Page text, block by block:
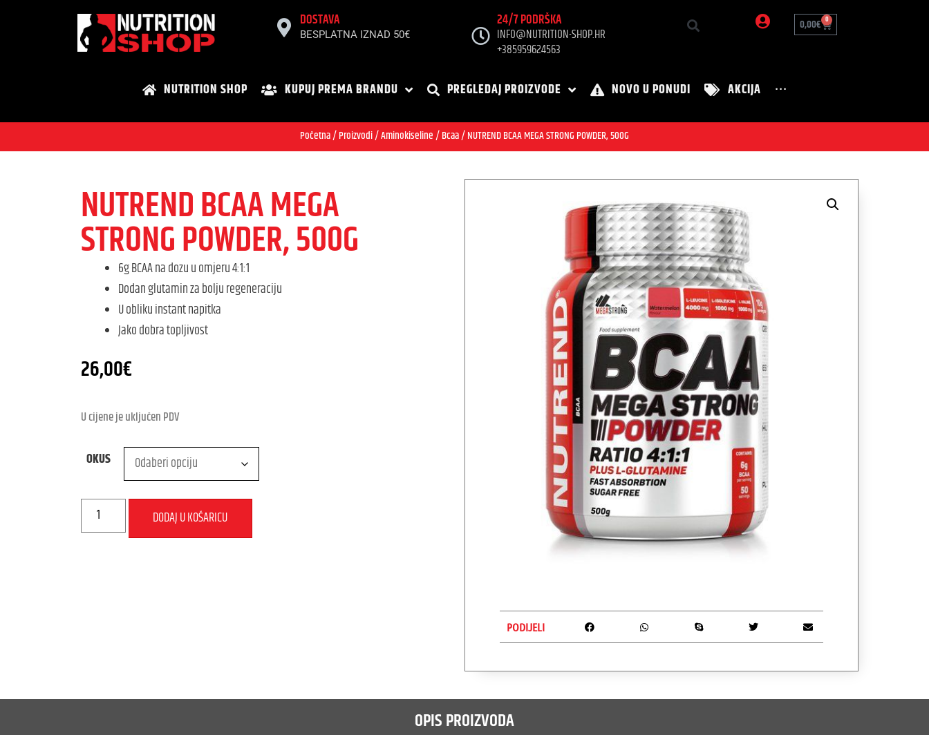
DOSTAVA
BESPLATNA IZNAD 50€
24/7 PODRŠKA
INFO@NUTRITION-SHOP.HR
+385959624563
0,00€ 0
NUTRITION SHOP KUPUJ PREMA BRANDU PREGLEDAJ PROIZVODE NOVO U PONUDI AKCIJA
···
Početna/Proizvodi/Aminokiseline/Bcaa/ NUTREND BCAA MEGA STRONG POWDER, 500G
NUTREND BCAA MEGA
STRONG POWDER, 500G
6g BCAA na dozu u omjeru 4:1:1
Dodan glutamin za bolju regeneraciju
U obliku instant napitka
Jako dobra topljivost
26,00€
U cijene je uključen PDV
OKUS
DODAJ U KOŠARICU
PODIJELI
OPIS PROIZVODA